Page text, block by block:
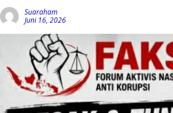
Suaraham
Juni 16, 2026